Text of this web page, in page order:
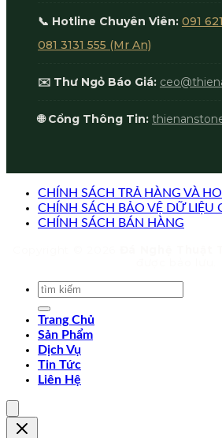
📞 Hotline Chuyên Viên: 091
081 3131 555 (Mr An)
✉️ Thư Ngỏ Báo Giá:
🌐 Cổng Thông Tin:
CHÍNH SÁCH TRẢ HÀNG VÀ
CHÍNH SÁCH BẢO VỆ DỮ LIỆU
CHÍNH SÁCH BÁN HÀNG
Trang Chủ
Sản Phẩm
Dịch Vụ
Tin Tức
Liên Hệ